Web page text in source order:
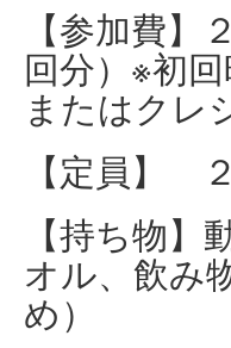
【参加費】
回分）※初
またはクレ
【定員】
【持ち物】
オル、飲み
め）